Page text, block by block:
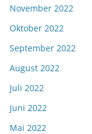
November 2022
Oktober 2022
September 2022
August 2022
Juli 2022
Juni 2022
Mai 2022